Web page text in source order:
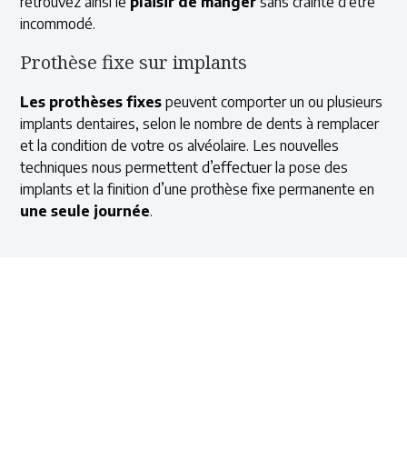
incommodé.
Prothèse fixe sur implants
Les prothèses fixes peuvent comporter un ou plusieurs
implants dentaires, selon le nombre de dents à remplacer
et la condition de votre os alvéolaire. Les nouvelles
techniques nous permettent d’effectuer la pose des
implants et la finition d’une prothèse fixe permanente en
une seule journée.